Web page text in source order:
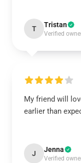
T Tristan
Verified
My friend will
earlier than
J Jenna
Verified